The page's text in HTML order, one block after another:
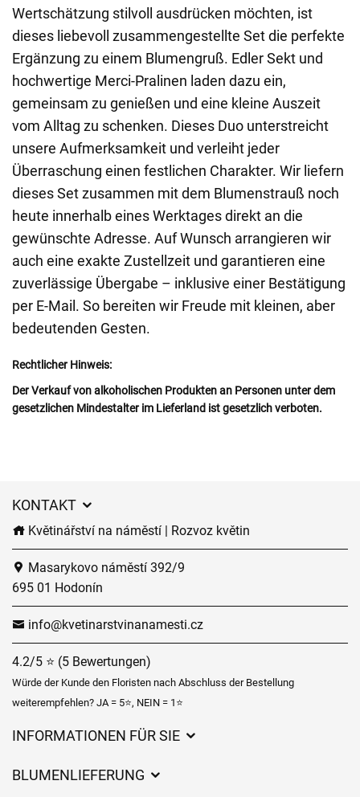
Wertschätzung stilvoll ausdrücken möchten, ist
dieses liebevoll zusammengestellte Set die perfekte
Ergänzung zu einem Blumengruß. Edler Sekt und
hochwertige Merci-Pralinen laden dazu ein,
gemeinsam zu genießen und eine kleine Auszeit
vom Alltag zu schenken. Dieses Duo unterstreicht
unsere Aufmerksamkeit und verleiht jeder
Überraschung einen festlichen Charakter. Wir liefern
dieses Set zusammen mit dem Blumenstrauß noch
heute innerhalb eines Werktages direkt an die
gewünschte Adresse. Auf Wunsch arrangieren wir
auch eine exakte Zustellzeit und garantieren eine
zuverlässige Übergabe – inklusive einer Bestätigung
per E-Mail. So bereiten wir Freude mit kleinen, aber
bedeutenden Gesten.
Rechtlicher Hinweis:
Der Verkauf von alkoholischen Produkten an Personen unter dem
gesetzlichen Mindestalter im Lieferland ist gesetzlich verboten.
KONTAKT
Květinářství na náměstí | Rozvoz květin
Masarykovo náměstí 392/9
695 01 Hodonín
info@kvetinarstvinanamesti.cz
4.2/5 ⭐ (5 Bewertungen)
Würde der Kunde den Floristen nach Abschluss der Bestellung
weiterempfehlen? JA = 5⭐, NEIN = 1⭐
INFORMATIONEN FÜR SIE
BLUMENLIEFERUNG